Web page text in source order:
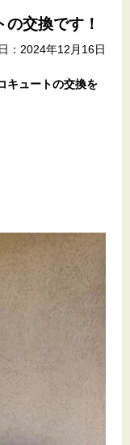
交換です！
：2024年12月16日
キュートの交換を